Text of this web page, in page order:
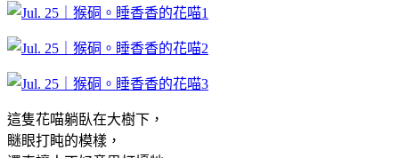
這隻花喵躺臥在大樹下，
瞇眼打盹的模樣，